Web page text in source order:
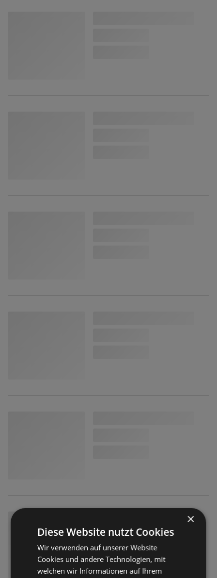
×
Diese Website nutzt Cookies
Wir verwenden auf unserer Website
Cookies und andere Technologien, mit
welchen wir Informationen auf Ihrem